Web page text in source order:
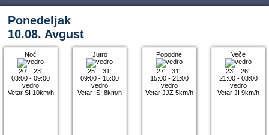
Ponedeljak
10.08. Avgust
Noć
20°| 23°
03:00 - 09:00
vedro
Vetar SI 10km/h
Jutro
25°| 31°
09:00 - 15:00
vedro
Vetar ISI 8km/h
Popodne
27° |31°
15:00 - 21:00
vedro
Vetar JJZ 5km/h
Veče
23° |26°
21:00 - 03:00
vedro
Vetar JI 9km/h